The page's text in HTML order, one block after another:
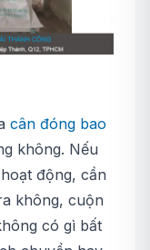
cân đóng bao
không. Nếu
động, cần
không, cuộn
có gì bất